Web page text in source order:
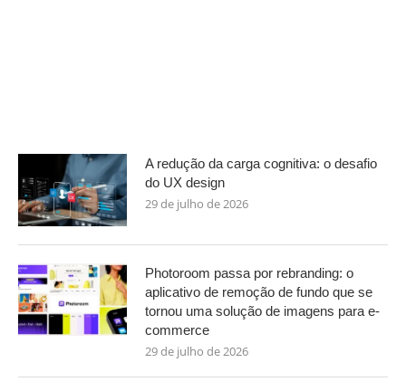
A redução da carga cognitiva: o desafio
do UX design
29 de julho de 2026
Photoroom passa por rebranding: o
aplicativo de remoção de fundo que se
tornou uma solução de imagens para e-
commerce
29 de julho de 2026